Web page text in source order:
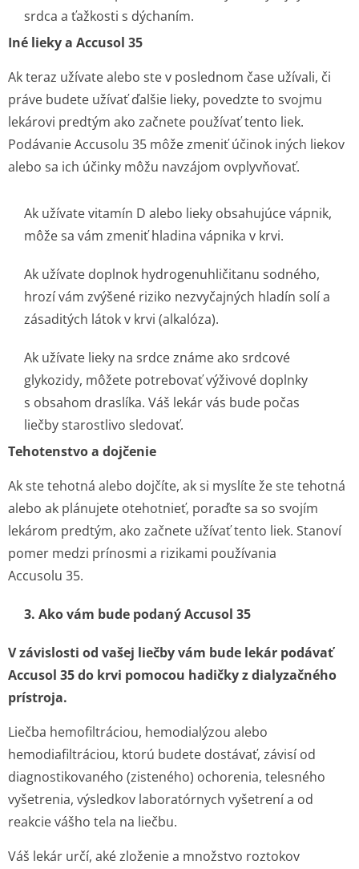
srdca a ťažkosti s dýchaním.
Iné lieky a Accusol 35
Ak teraz užívate alebo ste v poslednom čase užívali, či
práve budete užívať ďalšie lieky, povedzte to svojmu
lekárovi predtým ako začnete používať tento liek.
Podávanie Accusolu 35 môže zmeniť účinok iných liekov
alebo sa ich účinky môžu navzájom ovplyvňovať.
Ak užívate vitamín D alebo lieky obsahujúce vápnik,
môže sa vám zmeniť hladina vápnika v krvi.
Ak užívate doplnok hydrogenuhličitanu sodného,
hrozí vám zvýšené riziko nezvyčajných hladín solí a
zásaditých látok v krvi (alkalóza).
Ak užívate lieky na srdce známe ako srdcové
glykozidy, môžete potrebovať výživové doplnky
s obsahom draslíka. Váš lekár vás bude počas
liečby starostlivo sledovať.
Tehotenstvo a dojčenie
Ak ste tehotná alebo dojčíte, ak si myslíte že ste tehotná
alebo ak plánujete otehotnieť, poraďte sa so svojím
lekárom predtým, ako začnete užívať tento liek. Stanoví
pomer medzi prínosmi a rizikami používania
Accusolu 35.
3. Ako vám bude podaný Accusol 35
V závislosti od vašej liečby vám bude lekár podávať
Accusol 35 do krvi pomocou hadičky z dialyzačného
prístroja.
Liečba hemofiltráciou, hemodialýzou alebo
hemodiafiltráciou, ktorú budete dostávať, závisí od
diagnostikovaného (zisteného) ochorenia, telesného
vyšetrenia, výsledkov laboratórnych vyšetrení a od
reakcie vášho tela na liečbu.
Váš lekár určí, aké zloženie a množstvo roztokov